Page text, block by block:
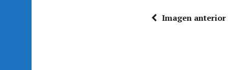
Imagen anterior